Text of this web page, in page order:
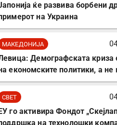
ќе развива борбени
на Украина
МАКЕДОНИЈА
Демографската криза
економските политики, а не
СВЕТ
го активира Фондот
на технолошки